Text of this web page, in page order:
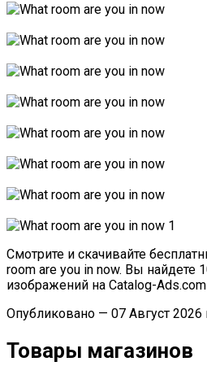
Смотрите и скачивайте
room are you in now. Вы найдете
изображений на Catalog-Ads.com
Опубликовано — 07 Август 2026
Товары магазинов